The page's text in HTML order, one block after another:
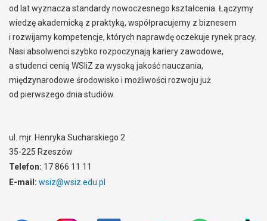
od lat wyznacza standardy nowoczesnego kształcenia. Łączymy
wiedzę akademicką z praktyką, współpracujemy z biznesem
i rozwijamy kompetencje, których naprawdę oczekuje rynek pracy.
Nasi absolwenci szybko rozpoczynają kariery zawodowe,
a studenci cenią WSIiZ za wysoką jakość nauczania,
międzynarodowe środowisko i możliwości rozwoju już
od pierwszego dnia studiów.
ul. mjr. Henryka Sucharskiego 2
35-225 Rzeszów
Telefon: 17 866 11 11
E-mail: wsiz@wsiz.edu.pl